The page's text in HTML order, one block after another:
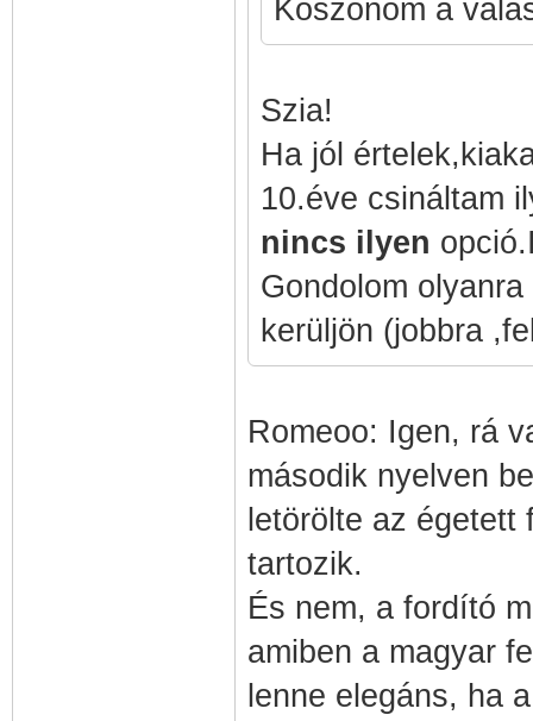
Köszönöm a
Szia!
Ha jól
10.éve csináltam
nincs ilyen
Gondolom
kerüljön (jobbra
Romeoo: Igen, rá
második nyelven
letörölte az
tartozik.
És nem, a fordító
amiben a magyar
lenne elegáns, ha